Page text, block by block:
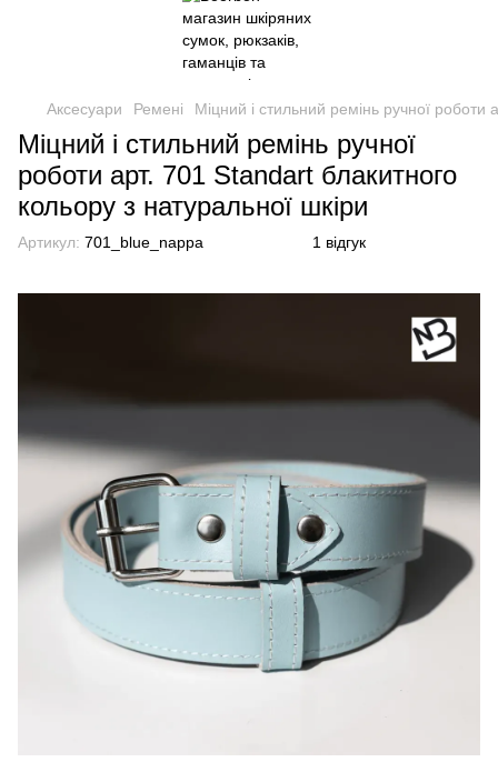
Аксесуари Ремені Міцний і стильний ремінь ручної роботи
Міцний і стильний ремінь ручної
роботи арт. 701 Standart блакитного
кольору з натуральної шкіри
Артикул: 701_blue_nappa 1 відгук